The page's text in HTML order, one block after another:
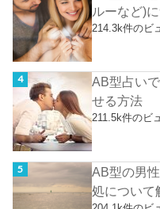
ルーなど)
214.3k件のビ
AB型占い
せる方法
211.5k件のビ
AB型の男
処について